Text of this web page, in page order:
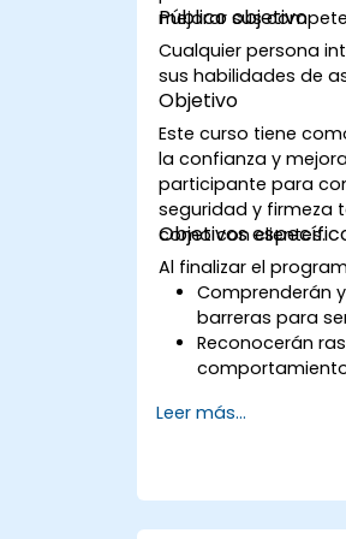
mejorar sus
Público objetivo
Cualquier persona
sus habilidades de
Objetivo
Este curso tiene
la confianza y
participante para
seguridad y firmeza
como con clientes.
Objetivos
Al finalizar el
Comprenderán
barreras para
Reconocerán
para gestionarlos.
Leer más...